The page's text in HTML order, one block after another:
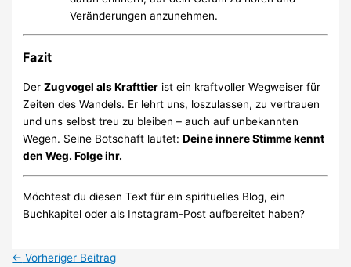
Veränderungen anzunehmen.
Fazit
DerZugvogel als Krafttier ist ein kraftvoller Wegweiser für
Zeiten des Wandels. Er lehrt uns, loszulassen, zu vertrauen
und uns selbst treu zu bleiben – auch auf unbekannten
Wegen. Seine Botschaft lautet:Deine innere Stimme kennt
den Weg. Folge ihr.
Möchtest du diesen Text für ein spirituelles Blog, ein
Buchkapitel oder als Instagram-Post aufbereitet haben?
← Vorheriger Beitrag